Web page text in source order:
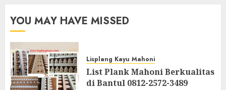
YOU MAY HAVE MISSED
Lisplang Kayu Mahoni
List Plank Mahoni Berkualitas
di Bantul 0812-2572-3489